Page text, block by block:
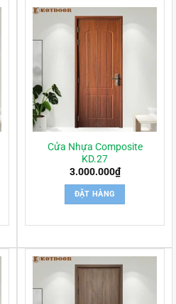
Cửa Nhựa Composite
KD.27
3.000.000₫
ĐẶT HÀNG